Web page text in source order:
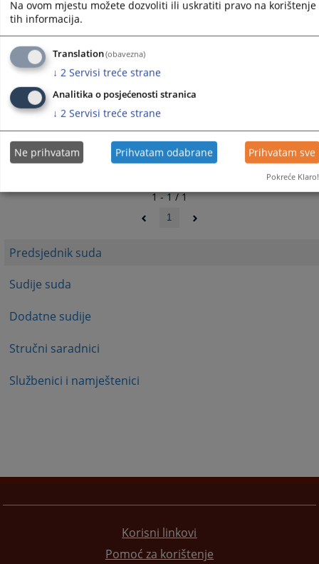
Predsjednik suda
Sudije suda
Dodatne sudije
Stručni saradnici
Službenici i namještenici
1 - 1 / 1
1
Korisni linkovi
Pomoć za korištenje
Na ovom mjestu možete dozvoliti ili uskratiti pravo na korištenje
tih informacija.
Translation(obavezna)
↓ 2 Servisi treće strane
Analitika o posjećenosti stranica
↓ 2 Servisi treće strane
Ne prihvatam Prihvatam odabrane Prihvatam sve
Pokreće Klaro!